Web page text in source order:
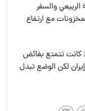
الربيعي والسفر
مع ارتفاع
كانت تتمتع بفائض
لكن الوضع تبدل